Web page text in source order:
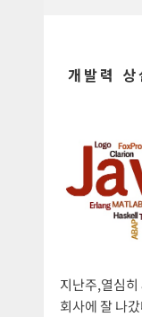
개발력
지난주,열심
회사에 잘 나